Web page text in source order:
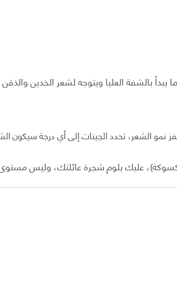
يبدأ بالشفة العليا ويتوجه لشعر الخدين
الشعر، تحدد الجينات إلى أي درجة سيكون
عليك بلوم شجرة عائلتك، وليس